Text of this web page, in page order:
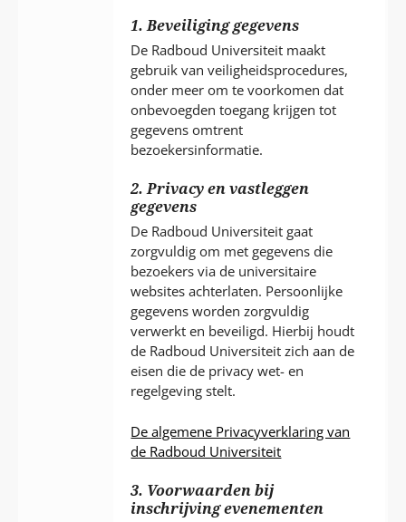
1. Beveiliging gegevens
De Radboud Universiteit maakt
gebruik van veiligheidsprocedures,
onder meer om te voorkomen dat
onbevoegden toegang krijgen tot
gegevens omtrent
bezoekersinformatie.
2. Privacy en vastleggen
gegevens
De Radboud Universiteit gaat
zorgvuldig om met gegevens die
bezoekers via de universitaire
websites achterlaten. Persoonlijke
gegevens worden zorgvuldig
verwerkt en beveiligd. Hierbij houdt
de Radboud Universiteit zich aan de
eisen die de privacy wet- en
regelgeving stelt.
De algemene Privacyverklaring van
de Radboud Universiteit
3. Voorwaarden bij
inschrijving evenementen